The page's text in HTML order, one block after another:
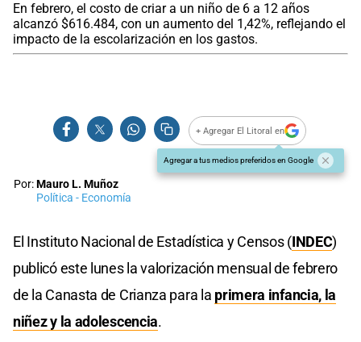
En febrero, el costo de criar a un niño de 6 a 12 años
alcanzó $616.484, con un aumento del 1,42%, reflejando el
impacto de la escolarización en los gastos.
+ Agregar El Litoral en
Agregar a tus medios preferidos en Google
Por:Mauro L. Muñoz
Política - Economía
El Instituto Nacional de Estadística y Censos (INDEC)
publicó este lunes la valorización mensual de febrero
de la Canasta de Crianza para la primera infancia, la
niñez y la adolescencia.